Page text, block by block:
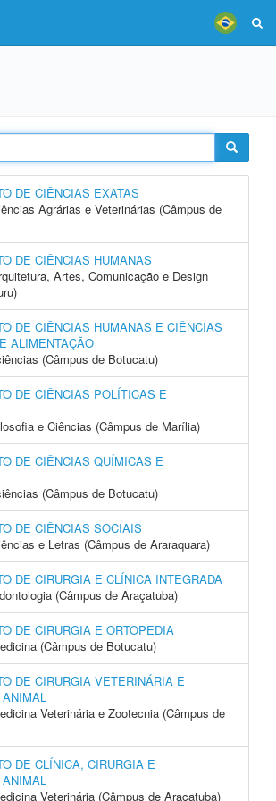
DE CIÊNCIAS EXATAS
Agrárias e Veterinárias (Câmpus de
DE CIÊNCIAS HUMANAS
Artes, Comunicação e Design
DE CIÊNCIAS HUMANAS E CIÊNCIAS
ALIMENTAÇÃO
(Câmpus de Botucatu)
DE CIÊNCIAS POLÍTICAS E
e Ciências (Câmpus de Marília)
DE CIÊNCIAS QUÍMICAS E
(Câmpus de Botucatu)
DE CIÊNCIAS SOCIAIS
e Letras (Câmpus de Araraquara)
DE CIRURGIA E CLÍNICA INTEGRADA
(Câmpus de Araçatuba)
DE CIRURGIA E ORTOPEDIA
(Câmpus de Botucatu)
DE CIRURGIA VETERINÁRIA E
Veterinária e Zootecnia (Câmpus de
DE CLÍNICA, CIRURGIA E
Veterinária (Câmpus de Araçatuba)